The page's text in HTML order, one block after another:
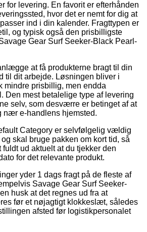
for levering. En favorit er efterhånden
hvor det er nemt for dig at
ind i din kalender. Fragttypen er
og typisk også den prisbilligste
Gear Surf Seeker-Black Pearl-
at få produkterne bragt til din
til dit arbejde. Løsningen bliver i
mindre prisbillig, men endda
Den mest betalelige type af levering
selv, som desværre er betinget af at
nær e-handlens hjemsted.
Category er selvfølgelig vældig
skal bruge pakken om kort tid, så
fuldt ud aktuelt at du tjekker den
for det relevante produkt.
yder 1 dags fragt på de fleste af
Savage Gear Surf Seeker-
husk at det regnes ud fra at
før et nøjagtigt klokkeslæt, således
afsted før logistikpersonalet